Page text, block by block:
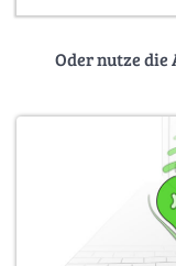
Oder nutze die